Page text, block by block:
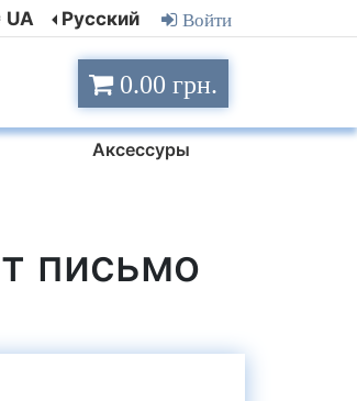
UA Русский Войти
0.00 грн.
Аксессуры
письмо